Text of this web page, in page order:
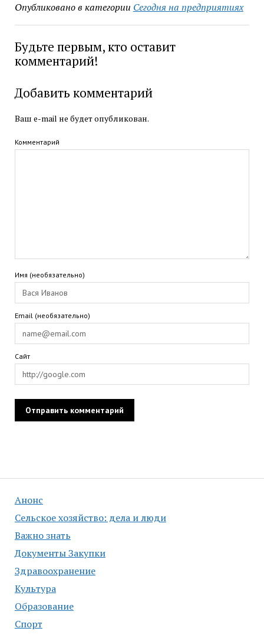
Анонс
Сельское хозяйство: дела и люди
Важно знать
Документы Закупки
Здравоохранение
Культура
Образование
Спорт
Опубликовано в категории Сегодня на предприятиях
Будьте первым, кто оставит
комментарий!
Добавить комментарий
Ваш e-mail не будет опубликован.
Комментарий
Имя (необязательно)
Email (необязательно)
Сайт